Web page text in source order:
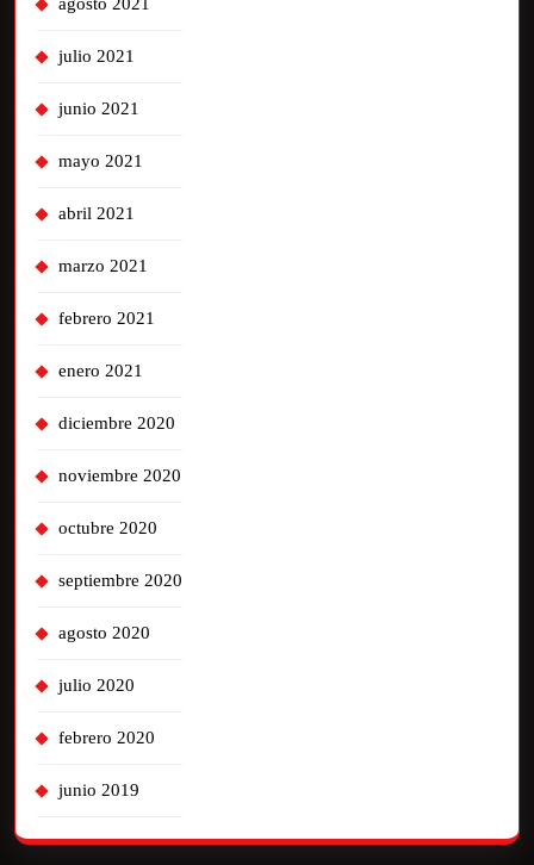
julio 2021
junio 2021
mayo 2021
abril 2021
marzo 2021
febrero 2021
enero 2021
diciembre 2020
noviembre 2020
octubre 2020
septiembre 2020
agosto 2020
julio 2020
febrero 2020
junio 2019